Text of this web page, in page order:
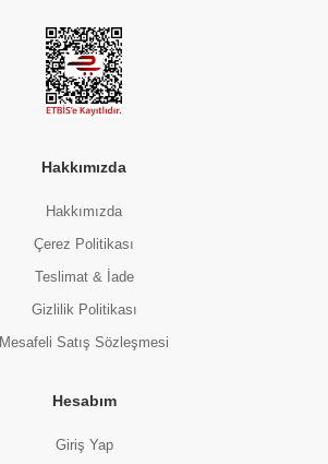
Hakkımızda
Hakkımızda
Çerez Politikası
Teslimat & İade
Gizlilik Politikası
Mesafeli Satış Sözleşmesi
Hesabım
Giriş Yap